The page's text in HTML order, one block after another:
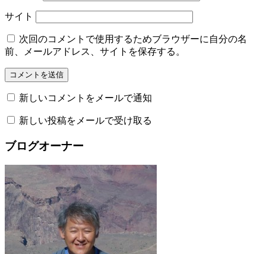
サイト
次回のコメントで使用するためブラウザーに自分の名
前、メールアドレス、サイトを保存する。
新しいコメントをメールで通知
新しい投稿をメールで受け取る
ブログオーナー